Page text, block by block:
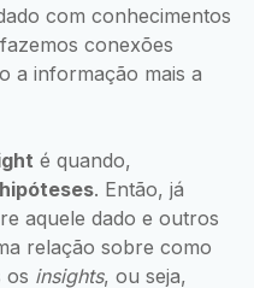
com conhecimentos
conexões
a informação mais a
é quando,
hipóteses. Então, já
aquele dado e outros
relação sobre como
os insights, ou seja,